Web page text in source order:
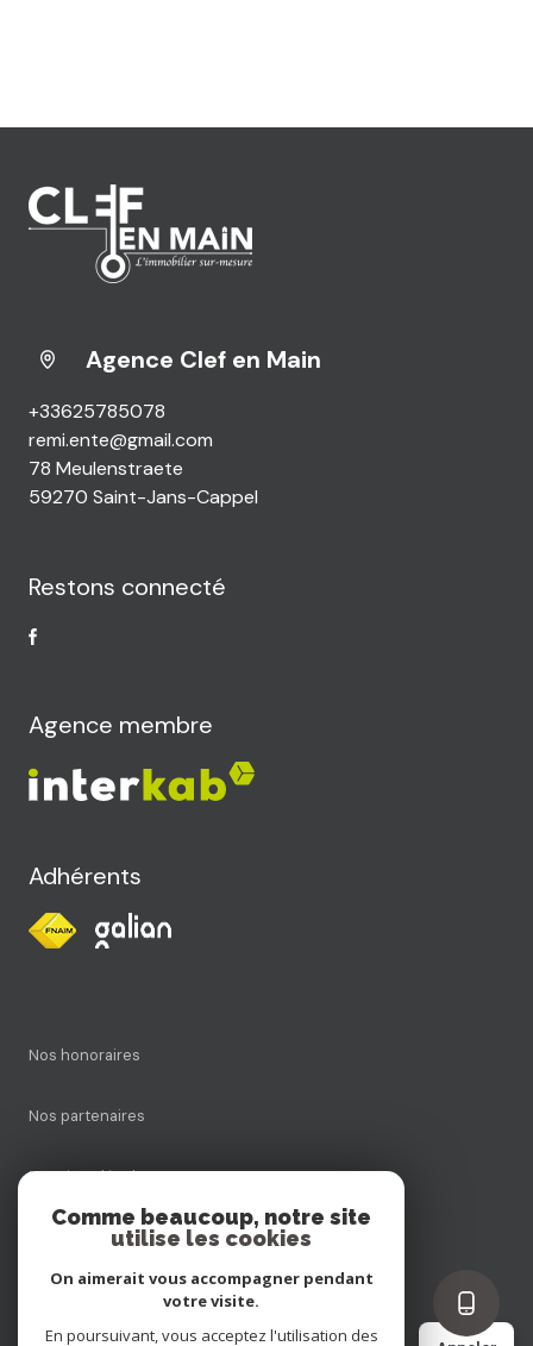
Agence Clef en Main
+33625785078
remi.ente@gmail.com
78 Meulenstraete
59270 Saint-Jans-Cappel
Restons connecté
Agence membre
Adhérents
Nos honoraires
Nos partenaires
Mentions légales
Comme beaucoup, notre site
utilise les cookies
On aimerait vous accompagner pendant
votre visite.
En poursuivant, vous acceptez l'utilisation des